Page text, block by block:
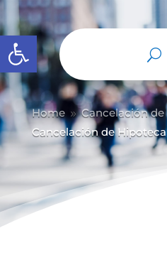
Abrir barra de herramientas
Home 9 Cancelación
Cancelación de Hipoteca